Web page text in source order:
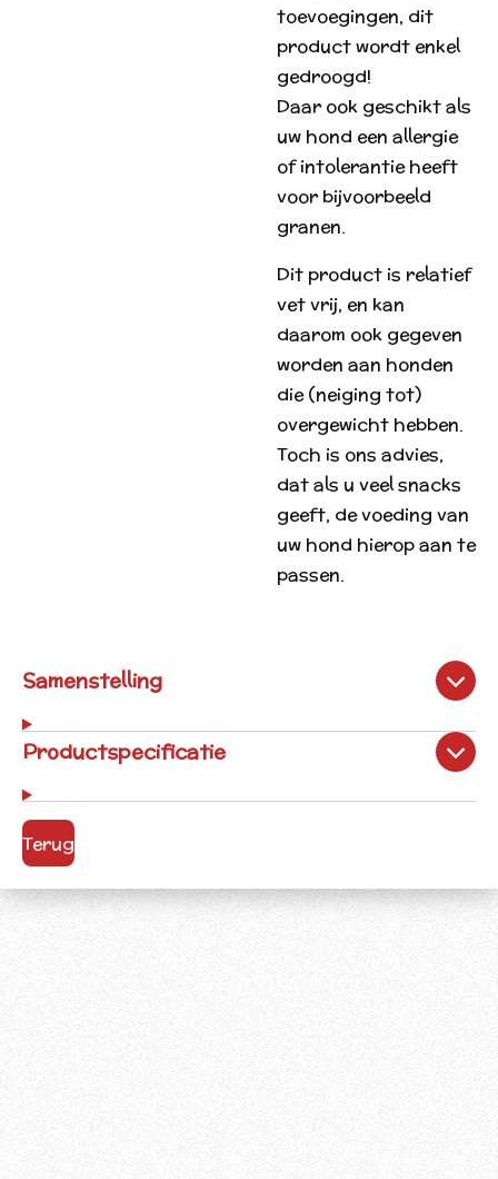
toevoegingen, dit
product wordt enkel
gedroogd!
Daar ook geschikt als
uw hond een allergie
of intolerantie heeft
voor bijvoorbeeld
granen.
Dit product is relatief
vet vrij, en kan
daarom ook gegeven
worden aan honden
die (neiging tot)
overgewicht hebben.
Toch is ons advies,
dat als u veel snacks
geeft, de voeding van
uw hond hierop aan te
passen.
Samenstelling
Productspecificatie
Terug